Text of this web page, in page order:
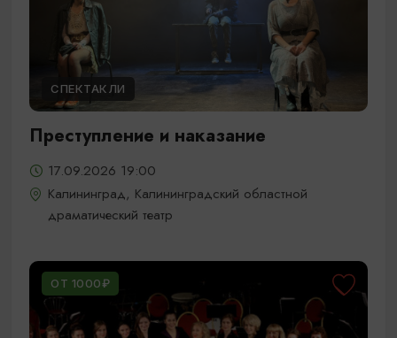
СПЕКТАКЛИ
Преступление и наказание
17.09.2026 19:00
Калининград, Калининградский областной
драматический театр
ОТ 1000₽